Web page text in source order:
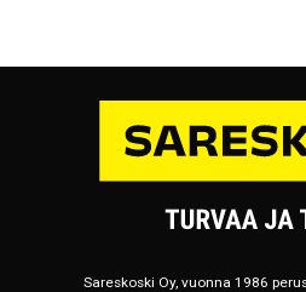
Sareskoski Oy, vuonna 1986